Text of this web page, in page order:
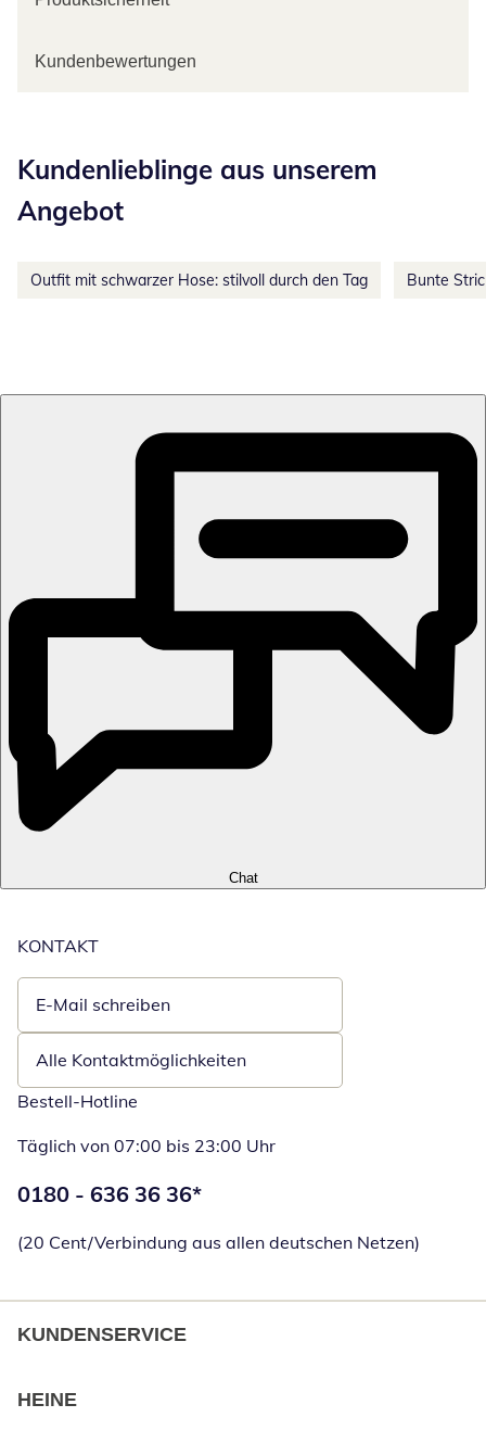
Kundenbewertungen
Kundenlieblinge aus unserem
Angebot
Outfit mit schwarzer Hose: stilvoll durch den Tag Bunte
Chat
KONTAKT
E-Mail schreiben
Öffnet E-Mail-Client
Alle Kontaktmöglichkeiten
Bestell-Hotline
Täglich von 07:00 bis 23:00 Uhr
Telefonnummer:
0180 - 636 36 36*
(20 Cent/Verbindung aus allen deutschen Netzen)
KUNDENSERVICE
HEINE